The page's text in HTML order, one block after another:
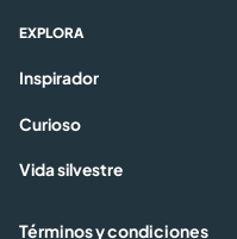
EXPLORA
Inspirador
Curioso
Vida silvestre
Términos y condiciones